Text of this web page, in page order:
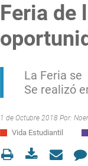
Feria de
La Feria se
Se realizó
1 de Octubre 2018 Por:
Vida Estudiantil